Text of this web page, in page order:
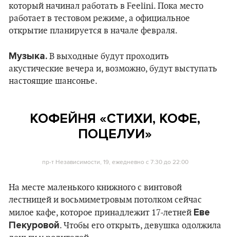
который начинал работать в Feelini. Пока место
работает в тестовом режиме, а официальное
открытие планируется в начале февраля.
Музыка. В выходные будут проходить
акустические вечера и, возможно, будут выступать
настоящие шансонье.
КОФЕЙНЯ «СТИХИ, КОФЕ,
ПОЦЕЛУИ»
пр-т Независимости, 19, ежедневно с 7:30 до 22:00
На месте маленького книжного с винтовой
лестницей и восьмиметровым потолком сейчас
милое кафе, которое принадлежит 17-летней Еве
Пекуровой. Чтобы его открыть, девушка одолжила